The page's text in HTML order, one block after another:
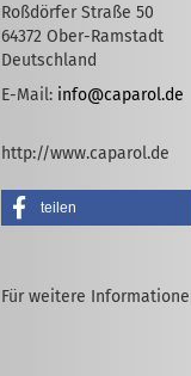
Roßdörfer Straße 50
64372 Ober-Ramstadt
Deutschland
E-Mail: info@caparol.de
http://www.caparol.de
teilen
Für weitere